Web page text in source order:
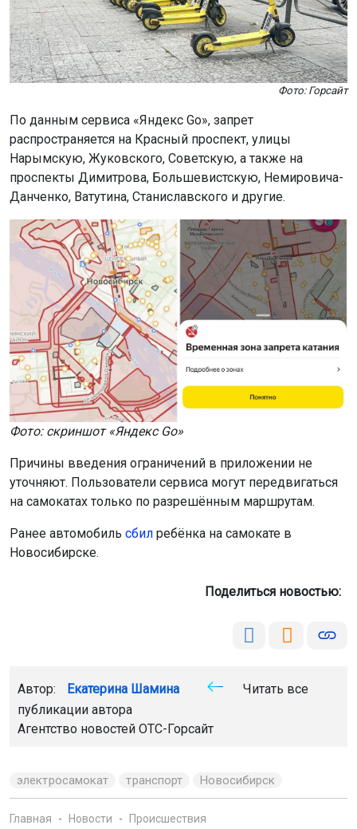
Фото: Горсайт
По данным сервиса «Яндекс Go», запрет
распространяется на Красный проспект, улицы
Нарымскую, Жуковского, Советскую, а также на
проспекты Димитрова, Большевистскую, Немировича-
Данченко, Ватутина, Станиславского и другие.
Фото: скриншот «Яндекс Go»
Причины введения ограничений в приложении не
уточняют. Пользователи сервиса могут передвигаться
на самокатах только по разрешённым маршрутам.
Ранее автомобиль сбил ребёнка на самокате в
Новосибирске.
Поделиться новостью:
Автор: Екатерина Шамина
Читать все
публикации автора
Агентство новостей ОТС-Горсайт
электросамокат транспорт Новосибирск
Главная Новости Происшествия